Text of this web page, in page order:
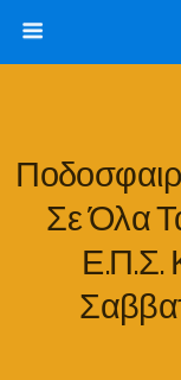
Σε Όλα
Ε.Π.Σ.